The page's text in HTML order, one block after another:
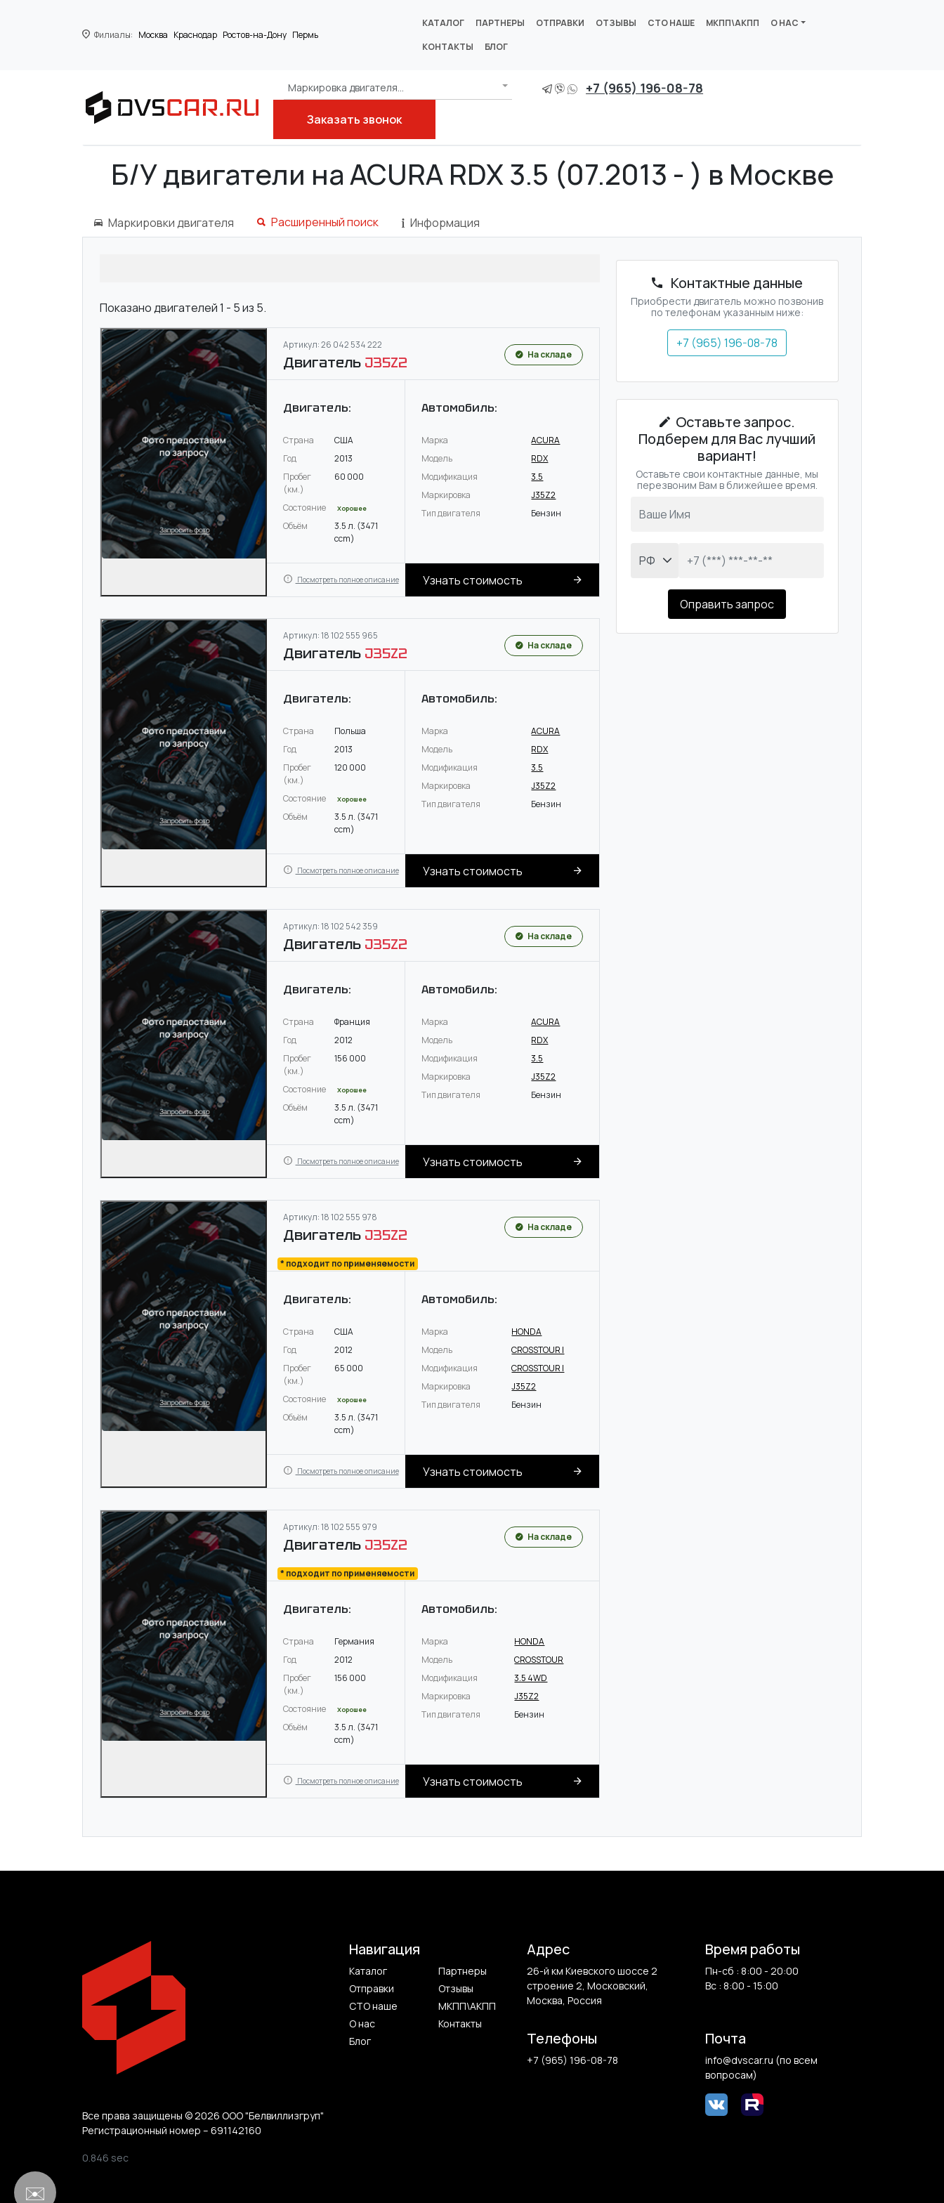
Филиалы: Москва Краснодар Ростов-на-Дону Пермь
КАТАЛОГ ПАРТНЕРЫ ОТПРАВКИ ОТЗЫВЫ СТО НАШЕ МКПП\АКПП
О НАС
КОНТАКТЫ
БЛОГ
Маркировка двигателя... +7 (965) 196-08-78
Заказать звонок
Главная
Б/У двигатели на ACURA RDX 3.5 (07.2013 - ) в Москве
Маркировки двигателя Расширенный поиск Информация
Показано двигателей 1 - 5 из 5.
Артикул: 26 042 534 222
Двигатель J35Z2 На складе
Двигатель:
Страна
США
Год
2013
Пробег
(км.)
60 000
Состояние Хорошее
Объём
3.5 л. (3471
ccm)
Автомобиль:
Марка
ACURA
Модель
RDX
Модификация
3.5
Маркировка
J35Z2
Тип двигателя
Бензин
Посмотреть полное описание Узнать стоимость
Артикул: 18 102 555 965
Двигатель J35Z2 На складе
Двигатель:
Страна
Польша
Год
2013
Пробег
(км.)
120 000
Состояние Хорошее
Объём
3.5 л. (3471
ccm)
Автомобиль:
Марка
ACURA
Модель
RDX
Модификация
3.5
Маркировка
J35Z2
Тип двигателя
Бензин
Посмотреть полное описание Узнать стоимость
Артикул: 18 102 542 359
Двигатель J35Z2 На складе
Двигатель:
Страна
Франция
Год
2012
Пробег
(км.)
156 000
Состояние Хорошее
Объём
3.5 л. (3471
ccm)
Автомобиль:
Марка
ACURA
Модель
RDX
Модификация
3.5
Маркировка
J35Z2
Тип двигателя
Бензин
Посмотреть полное описание Узнать стоимость
Артикул: 18 102 555 978
Двигатель J35Z2
* подходит по применяемости
На складе
Двигатель:
Страна
США
Год
2012
Пробег
(км.)
65 000
Состояние Хорошее
Объём
3.5 л. (3471
ccm)
Автомобиль:
Марка
HONDA
Модель
CROSSTOUR I
Модификация
CROSSTOUR I
Маркировка
J35Z2
Тип двигателя
Бензин
Посмотреть полное описание Узнать стоимость
Артикул: 18 102 555 979
Двигатель J35Z2
* подходит по применяемости
На складе
Двигатель:
Страна
Германия
Год
2012
Пробег
(км.)
156 000
Состояние Хорошее
Объём
3.5 л. (3471
ccm)
Автомобиль:
Марка
HONDA
Модель
CROSSTOUR
Модификация
3.5 4WD
Маркировка
J35Z2
Тип двигателя
Бензин
Посмотреть полное описание Узнать стоимость
Контактные данные
Приобрести двигатель можно позвонив
по телефонам указанным ниже:
+7 (965) 196-08-78
Оставьте запрос.
Подберем для Вас лучший
вариант!
Оставьте свои контактные данные, мы
перезвоним Вам в ближейшее время.
Оправить запрос
Все права защищены © 2026 ООО "Белвиллизгруп"
Регистрационный номер – 691142160
Навигация
Каталог
Партнеры
Отправки
Отзывы
СТО наше
МКПП\АКПП
О нас
Контакты
Блог
Адрес
26-й км Киевского шоссе 2
строение 2, Московский,
Москва, Россия
Время работы
Пн-сб : 8:00 - 20:00
Вс : 8:00 - 15:00
Телефоны
+7 (965) 196-08-78
Почта
info@dvscar.ru (по всем
вопросам)
0.846 sec
✉️